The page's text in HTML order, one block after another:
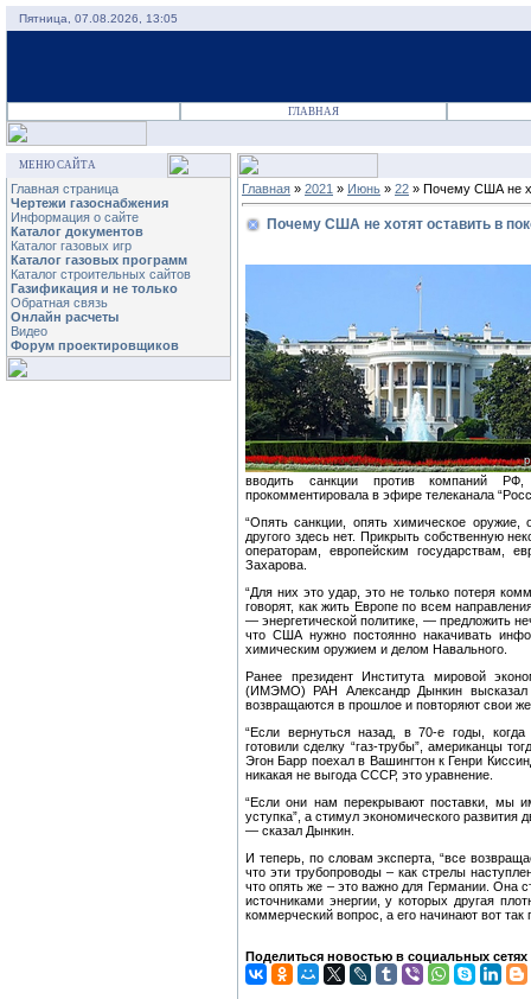
Пятница, 07.08.2026, 13:05
ГЛАВНАЯ
МЕНЮ САЙТА
Главная страница
Чертежи газоснабжения
Информация о сайте
Каталог документов
Каталог газовых игр
Каталог газовых программ
Каталог строительных сайтов
Газификация и не только
Обратная связь
Онлайн расчеты
Видео
Форум проектировщиков
Главная » 2021 » Июнь » 22 » Почему США не
Почему США не хотят оставить в
вводить санкции против компаний РФ,
прокомментировала в эфире телеканала
“Опять санкции, опять химическое
другого здесь нет. Прикрыть собственную
операторам, европейским государствам,
Захарова.
“Для них это удар, это не только потеря
говорят, как жить Европе по всем
— энергетической политике, — предложить
что США нужно постоянно накачивать
химическим оружием и делом Навального.
Ранее президент Института мировой
(ИМЭМО) РАН Александр Дынкин высказал
возвращаются в прошлое и повторяют свои
“Если вернуться назад, в 70-е годы,
готовили сделку “газ-трубы”, американцы
Эгон Барр поехал в Вашингтон к Генри
никакая не выгода СССР, это уравнение.
“Если они нам перекрывают поставки, мы
уступка”, а стимул экономического
— сказал Дынкин.
И теперь, по словам эксперта, “все
что эти трубопроводы – как стрелы
что опять же – это важно для Германии. Она
источниками энергии, у которых другая
коммерческий вопрос, а его начинают вот
Поделиться новостью в социальных сетях